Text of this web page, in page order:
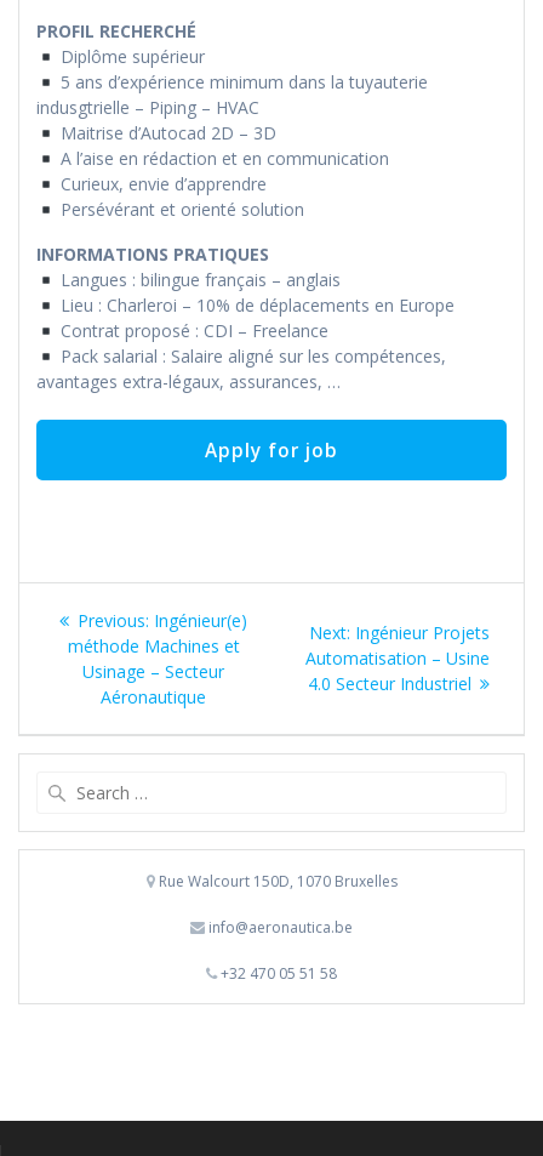
PROFIL RECHERCHÉ
Diplôme supérieur
5 ans d’expérience minimum dans la tuyauterie
indusgtrielle – Piping – HVAC
Maitrise d’Autocad 2D – 3D
A l’aise en rédaction et en communication
Curieux, envie d’apprendre
Persévérant et orienté solution
INFORMATIONS PRATIQUES
Langues : bilingue français – anglais
Lieu : Charleroi – 10% de déplacements en Europe
Contrat proposé : CDI – Freelance
Pack salarial : Salaire aligné sur les compétences,
avantages extra-légaux, assurances, …
Post
navigation
Previous: Previous
post:
Ingénieur(e)
méthode Machines et
Usinage – Secteur
Aéronautique
Next: Next
post:
Ingénieur Projets
Automatisation – Usine
4.0 Secteur Industriel
Rue Walcourt 150D, 1070 Bruxelles
info@aeronautica.be
+32 470 05 51 58